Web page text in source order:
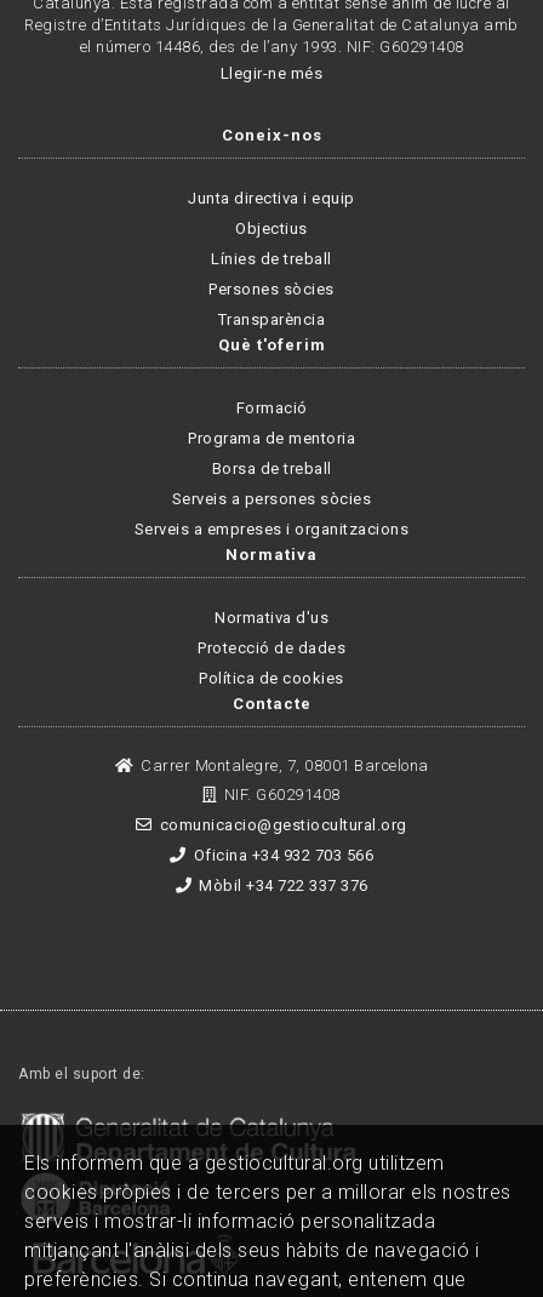
Registre d’Entitats Jurídiques de la Generalitat de Catalunya amb
el número 14486, des de l’any 1993. NIF: G60291408
Llegir-ne més
Coneix-nos
Junta directiva i equip
Objectius
Línies de treball
Persones sòcies
Transparència
Què t'oferim
Formació
Programa de mentoria
Borsa de treball
Serveis a persones sòcies
Serveis a empreses i organitzacions
Normativa
Normativa d'us
Protecció de dades
Política de cookies
Contacte
Carrer Montalegre, 7, 08001 Barcelona
NIF. G60291408
comunicacio@gestiocultural.org
Oficina +34 932 703 566
Mòbil +34 722 337 376
Amb el suport de:
Els informem que a gestiocultural.org utilitzem
cookies pròpies i de tercers per a millorar els nostres
serveis i mostrar-li informació personalitzada
mitjançant l'anàlisi dels seus hàbits de navegació i
preferències. Si continua navegant, entenem que